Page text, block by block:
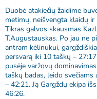
Duobė atakiečių žaidime
metimų, neišvengta klaidų ir
Tikras galvos skausmas
T.Augustauskas. Po jau ne
antram kėlinukui,
persvarą iki 10 taškų –
pusėje varžovų
taškų badas, leido
– 42:21. Ją Gargždų ekipa
46:26.